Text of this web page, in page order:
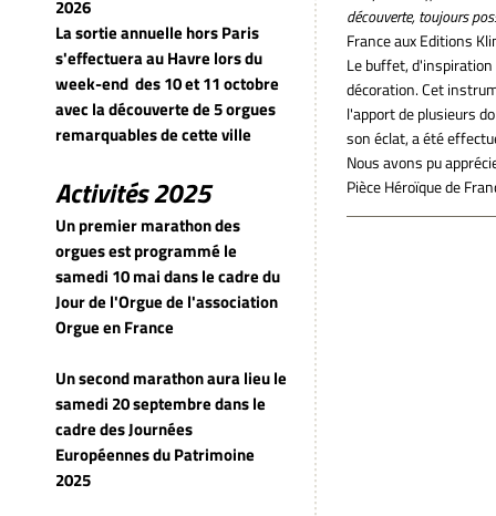
2026
La sortie annuelle hors Paris
s'effectuera au Havre lors du
week-end des 10 et 11 octobre
avec la découverte de 5 orgues
remarquables de cette ville
Activités 2025
Un premier marathon des
orgues est programmé le
samedi 10 mai dans le cadre du
Jour de l'Orgue de l'association
Orgue en France
Un second marathon aura lieu le
samedi 20 septembre dans le
cadre des Journées
Européennes du Patrimoine
2025
découverte, toujours
France aux Editions
Le buffet,
décoration. Cet
l'apport de plusieurs
son éclat, a été
Nous avons pu
Pièce Héroïque de